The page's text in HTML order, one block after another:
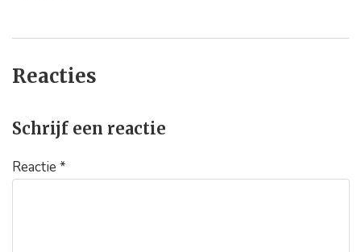
Reacties
Schrijf een reactie
Reactie *